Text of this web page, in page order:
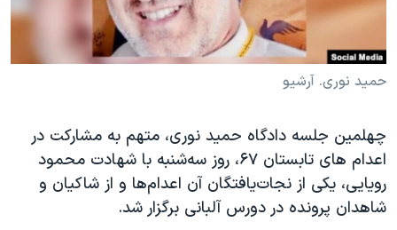
علم و فناوری
اسرائیل در جنگ
گالری عکس
رمز مهسا
ورزش زنان در ایران
اعتراضات زن، زندگی، آزادی
تریبونال مردمی آبان ۹۸
دادگاه حمید نوری
چهل سال گروگان‌گیری
زبانهای مختلف
حمید نوری. آرشیو
چهلمین جلسه دادگاه حمید نوری، متهم به مشارکت در
اعدام های تابستان ۶۷، روز سه‌شنبه با شهادت محمود
رویایی، یکی از نجات‌یافتگان آن اعدام‌ها و از شاکیان و
شاهدان پرونده در دورس آلبانی برگزار شد.